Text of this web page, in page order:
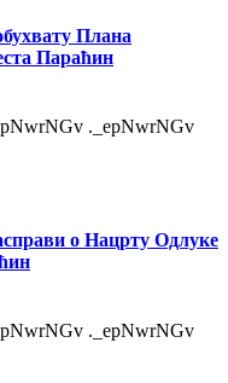
Плана
Параћин
._epNwrNGv
о Нацрту Одлуке
._epNwrNGv